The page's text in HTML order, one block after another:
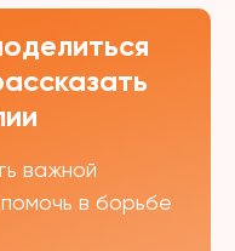
важной
в борьбе